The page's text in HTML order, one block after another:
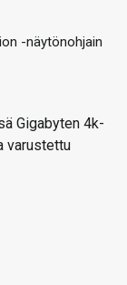
-näytönohjain
Gigabyten 4k-
varustettu